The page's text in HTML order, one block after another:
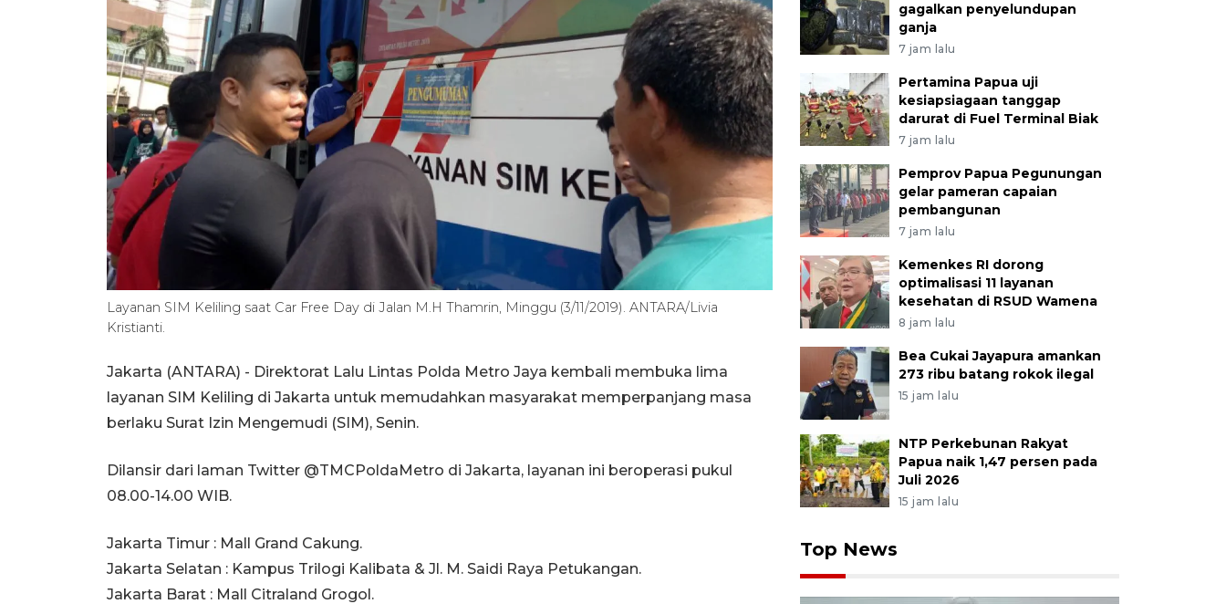
Layanan SIM Keliling saat Car Free Day di Jalan M.H Thamrin, Minggu (3/11/2019). ANTARA/Livia
Kristianti.
Jakarta (ANTARA) - Direktorat Lalu Lintas Polda Metro Jaya kembali membuka lima
layanan SIM Keliling di Jakarta untuk memudahkan masyarakat memperpanjang masa
berlaku Surat Izin Mengemudi (SIM), Senin.
Dilansir dari laman Twitter @TMCPoldaMetro di Jakarta, layanan ini beroperasi pukul
08.00-14.00 WIB.
Jakarta Timur : Mall Grand Cakung.
Jakarta Selatan : Kampus Trilogi Kalibata & Jl. M. Saidi Raya Petukangan.
Jakarta Barat : Mall Citraland Grogol.
gagalkan penyelundupan
ganja
7 jam lalu
Pertamina Papua uji
kesiapsiagaan tanggap
darurat di Fuel Terminal Biak
7 jam lalu
Pemprov Papua Pegunungan
gelar pameran capaian
pembangunan
7 jam lalu
Kemenkes RI dorong
optimalisasi 11 layanan
kesehatan di RSUD Wamena
8 jam lalu
Bea Cukai Jayapura amankan
273 ribu batang rokok ilegal
15 jam lalu
NTP Perkebunan Rakyat
Papua naik 1,47 persen pada
Juli 2026
15 jam lalu
Top News